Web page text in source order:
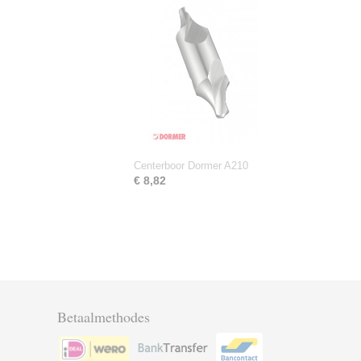
Centerboor Dormer A210
€ 8,82
Betaalmethodes